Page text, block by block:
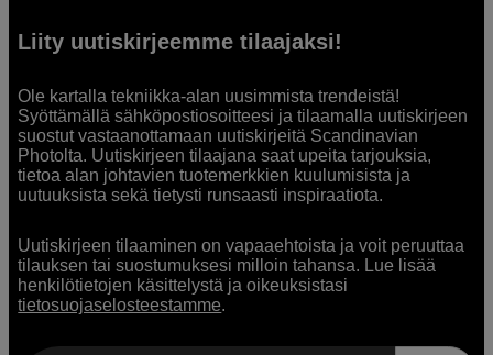
Liity uutiskirjeemme tilaajaksi!
Ole kartalla tekniikka-alan uusimmista trendeistä!
Syöttämällä sähköpostiosoitteesi ja tilaamalla uutiskirjeen
suostut vastaanottamaan uutiskirjeitä Scandinavian
Photolta. Uutiskirjeen tilaajana saat upeita tarjouksia,
tietoa alan johtavien tuotemerkkien kuulumisista ja
uutuuksista sekä tietysti runsaasti inspiraatiota.
Uutiskirjeen tilaaminen on vapaaehtoista ja voit peruuttaa
tilauksen tai suostumuksesi milloin tahansa. Lue lisää
henkilötietojen käsittelystä ja oikeuksistasi
tietosuojaselosteestamme.